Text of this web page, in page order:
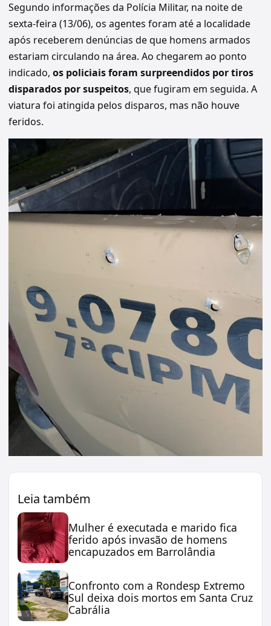
Segundo informações da Polícia Militar, na noite de
sexta-feira (13/06), os agentes foram até a localidade
após receberem denúncias de que homens armados
estariam circulando na área. Ao chegarem ao ponto
indicado, os policiais foram surpreendidos por tiros
disparados por suspeitos, que fugiram em seguida. A
viatura foi atingida pelos disparos, mas não houve
feridos.
Leia também
Mulher é executada e marido fica
ferido após invasão de homens
encapuzados em Barrolândia
Confronto com a Rondesp Extremo
Sul deixa dois mortos em Santa Cruz
Cabrália